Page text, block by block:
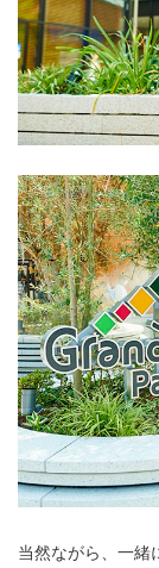
当然ながら、一緒